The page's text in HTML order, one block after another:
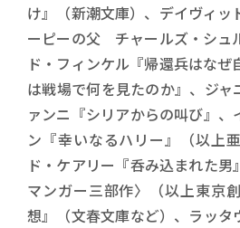
け』（新潮文庫）、デイヴィッ
ーピーの父 チャールズ・シュ
ド・フィンケル『帰還兵はな
は戦場で何を見たのか』、ジャ
ァンニ『シリアからの叫び』、
ン『幸いなるハリー』（以上
ド・ケアリー『呑み込まれた
マンガー三部作〉（以上東京
想』（文春文庫など）、ラッタ